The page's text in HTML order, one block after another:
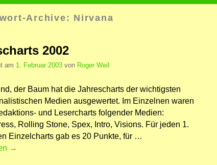
Archive: Nirvana
2002
am 1. Februar 2003 von Roger Weil
der Baum hat die Jahrescharts der wichtigsten
Medien ausgewertet. Im Einzelnen waren
und Lesercharts folgender Medien:
Rolling Stone, Spex, Intro, Visions. Für jeden 1.
Einzelcharts gab es 20 Punkte, für …
→